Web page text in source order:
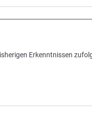
Erkenntnissen